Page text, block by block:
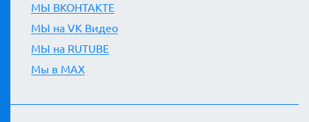
МЫ ВКОНТАКТЕ
МЫ на VK Видео
МЫ на RUTUBE
Мы в MAX